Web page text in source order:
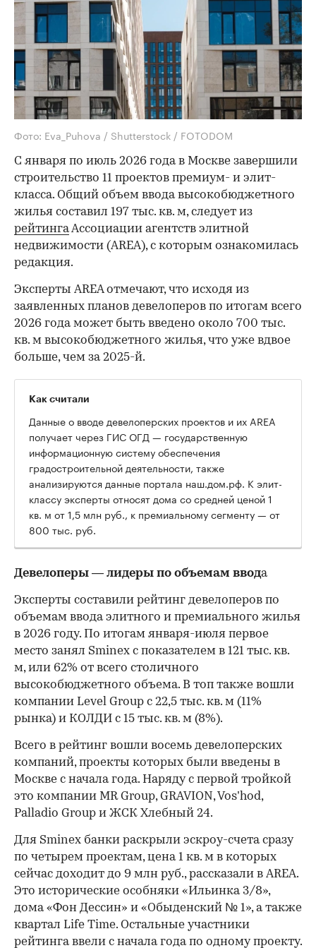
Фото: Eva_Puhova / Shutterstock / FOTODOM
С января по июль 2026 года в Москве завершили
строительство 11 проектов премиум- и элит-
класса. Общий объем ввода высокобюджетного
жилья составил 197 тыс. кв. м, следует из
рейтингаАссоциации агентств элитной
недвижимости (AREA), с которым ознакомилась
редакция.
Эксперты AREA отмечают, что исходя из
заявленных планов девелоперов по итогам всего
2026 года может быть введено около 700 тыс.
кв. м высокобюджетного жилья, что уже вдвое
больше, чем за 2025-й.
Как считали
Данные о вводе девелоперских проектов и их AREA
получает через ГИС ОГД — государственную
информационную систему обеспечения
градостроительной деятельности, также
анализируются данные портала наш.дом.рф. К элит-
классу эксперты относят дома со средней ценой 1
кв. м от 1,5 млн руб., к премиальному сегменту — от
800 тыс. руб.
00:00
Девелоперы — лидеры по объемам ввода
Эксперты составили рейтинг девелоперов по
объемам ввода элитного и премиального жилья
в 2026 году. По итогам января-июля первое
место занял Sminex с показателем в 121 тыс. кв.
м, или 62% от всего столичного
высокобюджетного объема. В топ также вошли
компании Level Group с 22,5 тыс. кв. м (11%
рынка) и КОЛДИ с 15 тыс. кв. м (8%).
Всего в рейтинг вошли восемь девелоперских
компаний, проекты которых были введены в
Москве с начала года. Наряду с первой тройкой
это компании MR Group, GRAVION, Vos’hod,
Palladio Group и ЖСК Хлебный 24.
Для Sminex банки раскрыли эскроу-счета сразу
по четырем проектам, цена 1 кв. м в которых
сейчас доходит до 9 млн руб., рассказали в AREA.
Это исторические особняки «Ильинка 3/8»,
дома «Фон Дессин» и «Обыденский № 1», а также
квартал Life Time. Остальные участники
рейтинга ввели с начала года по одному проекту.